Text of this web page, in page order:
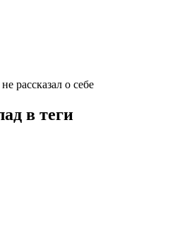
рассказал о себе
в теги